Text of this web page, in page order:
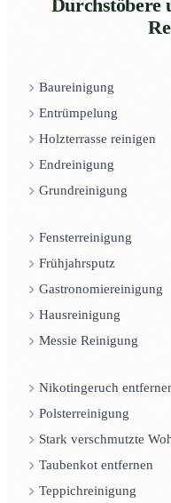
Durchstöbere
Baureinigung
Entrümpelung
Holzterrasse reinigen
Endreinigung
Grundreinigung
Fensterreinigung
Frühjahrsputz
Gastronomiereinigung
Hausreinigung
Messie Reinigung
Nikotingeruch
Polsterreinigung
Stark verschmutzte
Taubenkot entfernen
Teppichreinigung